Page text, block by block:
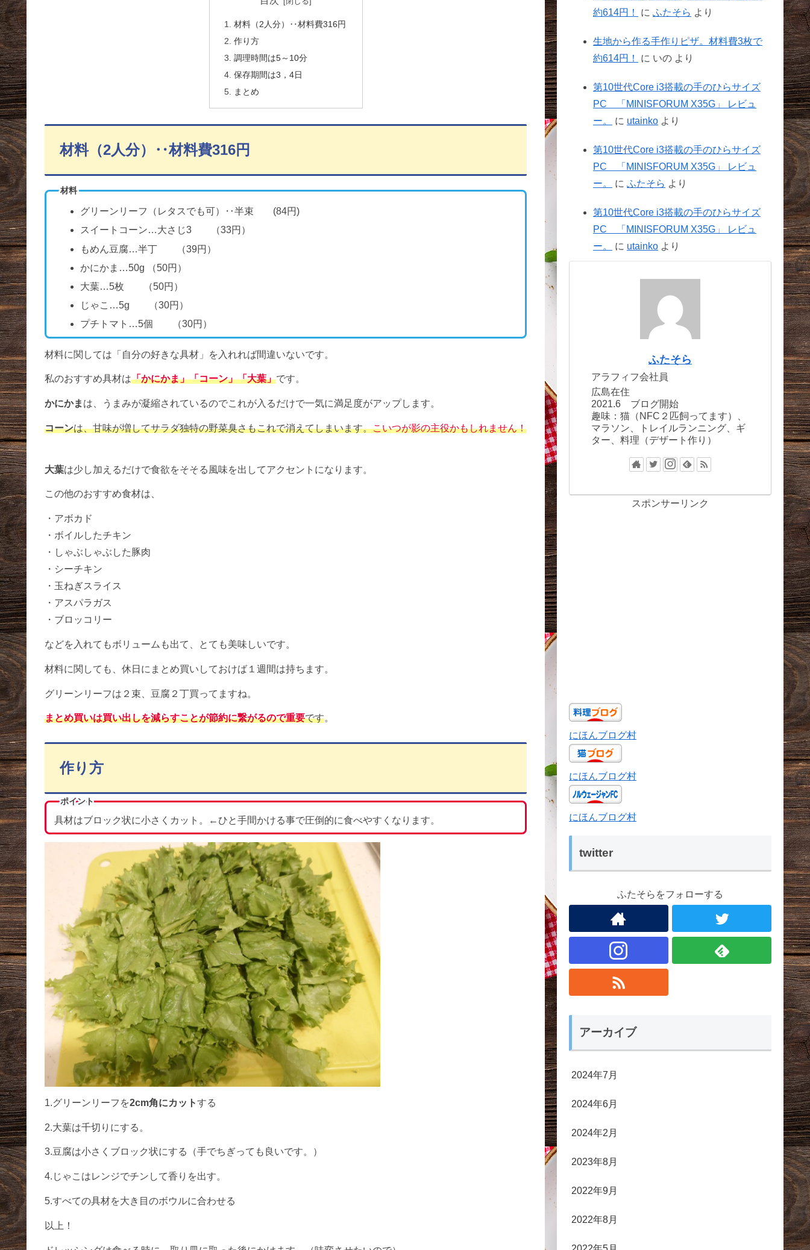
材料（2人分）‥材料費316円
作り方
調理時間は5～10分
保存期間は3，4日
まとめ
材料（2人分）‥材料費316円
材料
グリーンリーフ（レタスでも可）‥半束 (84円)
スイートコーン…大さじ3 （33円）
もめん豆腐…半丁 （39円）
かにかま…50g （50円）
大葉…5枚 （50円）
じゃこ…5g （30円）
プチトマト…5個 （30円）
材料に関しては「自分の好きな具材」を入れれば間違いないです。
私のおすすめ具材は「かにかま」「コーン」「大葉」です。
かにかま は、うまみが凝縮されているのでこれが入るだけで一気に満足度がアップします。
コーンは、甘味が増してサラダ独特の野菜臭さもこれで消えてしまいます。こいつが影の主役かもしれません！
大葉は少し加えるだけで食欲をそそる風味を出してアクセントになります。
この他のおすすめ食材は、
・アボカド
・ボイルしたチキン
・しゃぶしゃぶした豚肉
・シーチキン
・玉ねぎスライス
・アスパラガス
・ブロッコリー
などを入れてもボリュームも出て、とても美味しいです。
材料に関しても、休日にまとめ買いしておけば１週間は持ちます。
グリーンリーフは２束、豆腐２丁買ってますね。
まとめ買いは買い出しを減らすことが節約に繋がるので重要です。
作り方
ポイント
具材はブロック状に小さくカット。←ひと手間かける事で圧倒的に食べやすくなります。
1.グリーンリーフを2cm角にカットする
2.大葉は千切りにする。
3.豆腐は小さくブロック状にする（手でちぎっても良いです。）
4.じゃこはレンジでチンして香りを出す。
5.すべての具材を大き目のボウルに合わせる
以上！
約614円！
に ふたそら より
生地から作る手作りピザ。材料費3枚で
約614円！
に いの より
第10世代Core i3搭載の手のひらサイズ
PC 「MINISFORUM X35G」 レビュ
ー。
に utainko より
第10世代Core i3搭載の手のひらサイズ
PC 「MINISFORUM X35G」 レビュ
ー。
に ふたそら より
第10世代Core i3搭載の手のひらサイズ
PC 「MINISFORUM X35G」 レビュ
ー。
に utainko より
ふたそら
アラフィフ会社員
広島在住
2021.6 ブログ開始
趣味：猫（NFC２匹飼ってます）、
マラソン、トレイルランニング、ギ
ター、料理（デザート作り）
スポンサーリンク
にほんブログ村
にほんブログ村
にほんブログ村
twitter
ふたそらをフォローする
アーカイブ
2024年7月
2024年6月
2024年2月
2023年8月
2022年9月
2022年8月